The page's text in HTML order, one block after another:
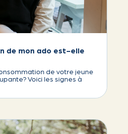
de mon ado est-elle
de votre jeune
Voici les signes à